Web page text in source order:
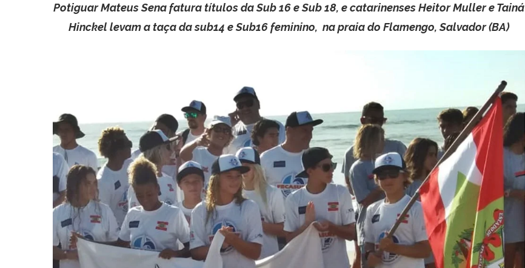
Potiguar Mateus Sena fatura títulos da Sub 16 e Sub 18, e catarinenses Heitor Muller e Tainá
Hinckel levam a taça da sub14 e Sub16 feminino, na praia do Flamengo, Salvador (BA)